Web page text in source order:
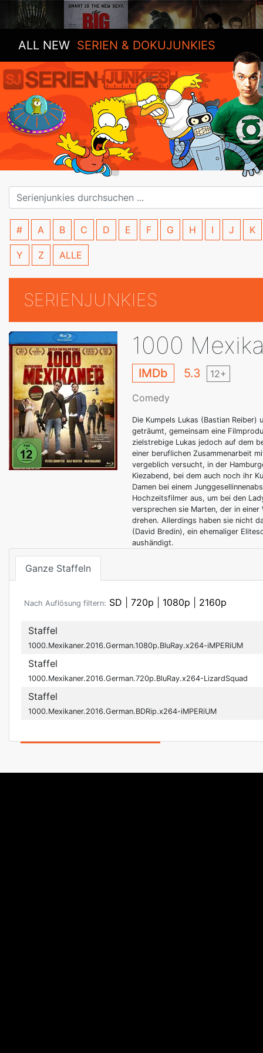
ALL NEW SERIEN & DOKUJUNKIES
# A B C D E F G H I J K
Y Z ALLE
SERIENJUNKIES
1000
IMDb 5.3 12+
Comedy
Die Kumpels Lukas (Bastian
geträumt, gemeinsam eine
zielstrebige Lukas jedoch auf dem
einer beruflichen Zusammenarbeit
vergeblich versucht, in der
Kiezabend, bei dem auch noch ihr
Damen bei einem
Hochzeitsfilmer aus, um bei den
versprechen sie Marten, der in
drehen. Allerdings haben sie nicht
(David Bredin), ein ehemaliger
aushändigt.
Ganze Staffeln
Nach Auflösung filtern: SD 720p 1080p 2160p
Staffel
1000.Mexikaner.2016.German.1080p.BluRay.x264-iMPERiUM
Staffel
1000.Mexikaner.2016.German.720p.BluRay.x264-LizardSquad
Staffel
1000.Mexikaner.2016.German.BDRip.x264-iMPERiUM